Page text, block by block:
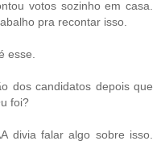
votos sozinho em casa.
pra recontar isso.
esse.
dos candidatos depois que
foi?
divia falar algo sobre isso.